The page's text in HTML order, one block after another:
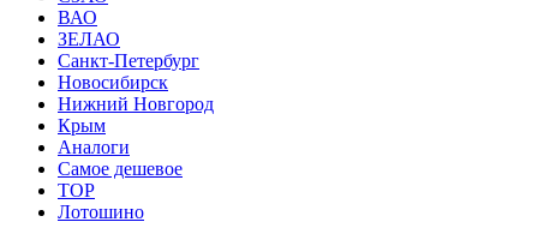
ВАО
ЗЕЛАО
Санкт-Петербург
Новосибирск
Нижний Новгород
Крым
Аналоги
Самое дешевое
TOP
Лотошино